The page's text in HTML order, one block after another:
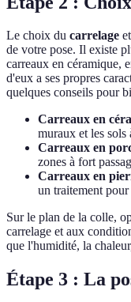
Le choix du carrelage
de votre pose. Il existe
carreaux en céramique,
d'eux a ses propres
quelques conseils pour
Carreaux en
muraux et les sols
Carreaux en
zones à fort
Carreaux en
un traitement pour
Sur le plan de la colle,
carrelage et aux
que l'humidité, la
Étape 3 : La